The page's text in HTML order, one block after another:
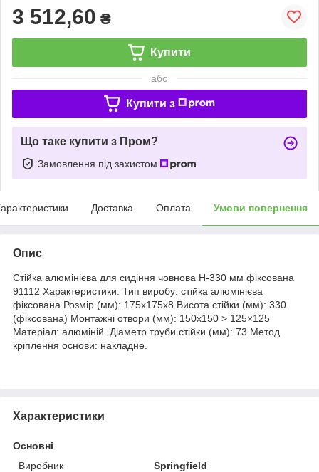
3 512,60 ₴
Купити
або
Купити з
Що таке купити з Пром?
Замовлення під захистом
Доставка Оплата Умови повернення
Опис
Стійка алюмінієва для сидіння човнова H-330 мм фіксована
91112 Характеристики: Тип виробу: стійка алюмінієва
фіксована Розмір (мм): 175х175х8 Висота стійки (мм): 330
(фіксована) Монтажні отвори (мм): 150х150 > 125×125
Матеріал: алюміній. Діаметр труби стійки (мм): 73 Метод
кріплення основи: накладне.
Характеристики
Основні
Виробник
Springfield